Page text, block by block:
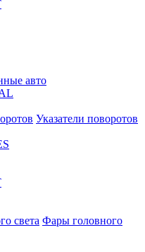
авто
Указатели поворотов
Фары головного